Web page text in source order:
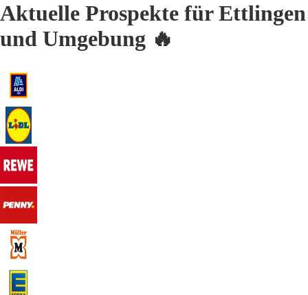
Aktuelle Prospekte für Ettlingen
und Umgebung 🔥